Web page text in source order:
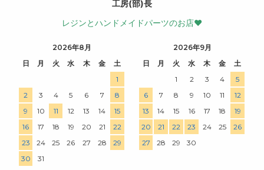
工房(部)長
レジンとハンドメイドパーツのお店♥
2026年8月
日
月 火 水 木 金
土
1
2
3 4 5 6 7
8
9
10 11 12 13 14
15
16
17 18 19 20 21
22
23
24 25 26 27 28
29
30
31
2026年9月
日
月 火 水 木 金
土
1
2 3 4
5
6
7 8 9 10 11
12
13
14 15 16 17 18
19
20
21 22 23 24 25
26
27
28 29 30